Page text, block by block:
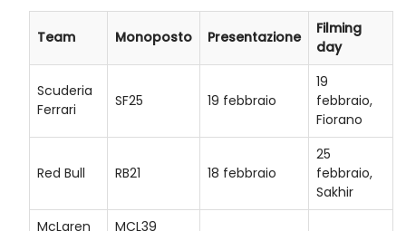
Team Monoposto Presentazione
Filming
day
Scuderia
Ferrari
SF25 19 febbraio
19
febbraio,
Fiorano
Red Bull RB21 18 febbraio
25
febbraio,
Sakhir
McLaren
MCL39